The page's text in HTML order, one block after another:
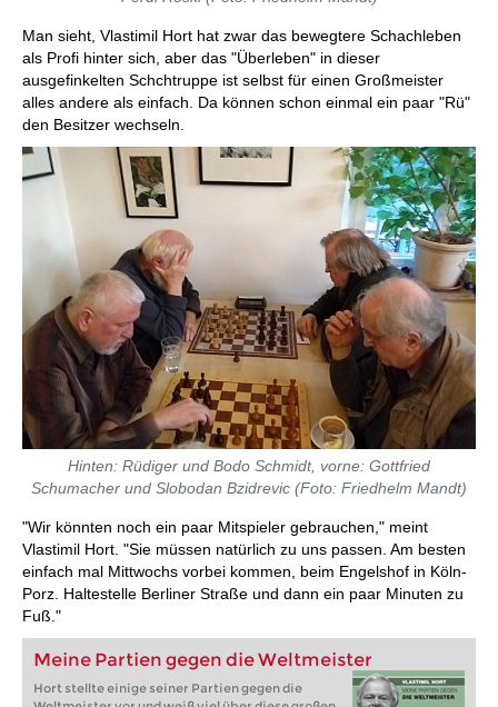
Man sieht, Vlastimil Hort hat zwar das bewegtere Schachleben
als Profi hinter sich, aber das "Überleben" in dieser
ausgefinkelten Schchtruppe ist selbst für einen Großmeister
alles andere als einfach. Da können schon einmal ein paar "Rü"
den Besitzer wechseln.
Hinten: Rüdiger und Bodo Schmidt, vorne: Gottfried
Schumacher und Slobodan Bzidrevic (Foto: Friedhelm Mandt)
"Wir könnten noch ein paar Mitspieler gebrauchen," meint
Vlastimil Hort. "Sie müssen natürlich zu uns passen. Am besten
einfach mal Mittwochs vorbei kommen, beim Engelshof in Köln-
Porz. Haltestelle Berliner Straße und dann ein paar Minuten zu
Fuß."
Meine Partien gegen die Weltmeister
Hort stellte einige seiner Partien gegen die